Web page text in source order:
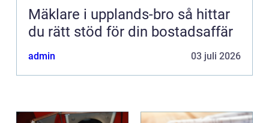
Mäklare i upplands-bro så hittar
du rätt stöd för din bostadsaffär
admin 03 juli 2026